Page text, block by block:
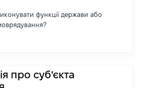
функції держави або
про суб'єкта